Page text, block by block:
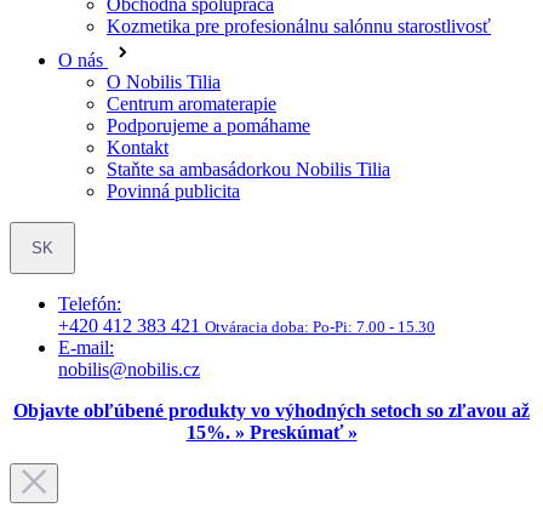
Obchodná spolupráca
Kozmetika pre profesionálnu salónnu starostlivosť
O nás
O Nobilis Tilia
Centrum aromaterapie
Podporujeme a pomáhame
Kontakt
Staňte sa ambasádorkou Nobilis Tilia
Povinná publicita
SK
Telefón:
+420 412 383 421 Otváracia doba: Po-Pi: 7.00 - 15.30
E-mail:
nobilis@nobilis.cz
Objavte obľúbené produkty vo výhodných setoch so zľavou až
15%. » Preskúmať »